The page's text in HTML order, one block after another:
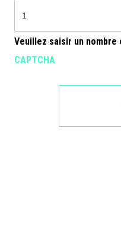
Veuillez saisir un nombre
CAPTCHA